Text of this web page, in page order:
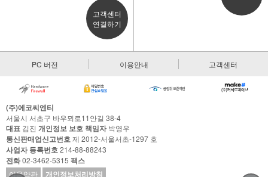
고객센터
연결하기
PC 버전 이용안내 고객센터
(주)에코씨엔티
서울시 서초구 바우뫼로11안길 38-4
대표 김진 개인정보 보호 책임자박영우
통신판매업신고번호제 2012-서울서초-1297 호
사업자 등록번호214-88-88243
전화02-3462-5315 팩스
이용약관 개인정보처리방침